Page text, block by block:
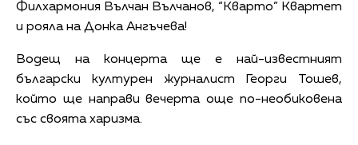
Филхармония Вълчан Вълчанов, “Кварто” Квартет
и рояла на Донка Ангъчева!
Водещ на концерта ще е най-известният
български културен журналист Георги Тошев,
който ще направи вечерта още по-необиковена
със своята харизма.